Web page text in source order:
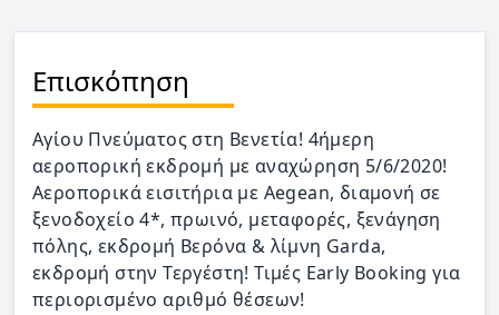
Επισκόπηση
Αγίου Πνεύματος στη Βενετία! 4ήμερη
αεροπορική εκδρομή με αναχώρηση 5/6/2020!
Αεροπορικά εισιτήρια με Aegean, διαμονή σε
ξενοδοχείο 4*, πρωινό, μεταφορές, ξενάγηση
πόλης, εκδρομή Βερόνα & λίμνη Garda,
εκδρομή στην Τεργέστη! Τιμές Early Booking για
περιορισμένο αριθμό θέσεων!